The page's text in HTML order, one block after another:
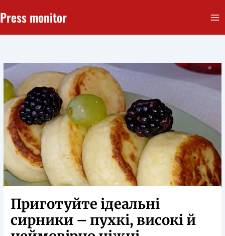
до
Press monitor
Приготуйте ідеальні
сирники – пухкі, високі й